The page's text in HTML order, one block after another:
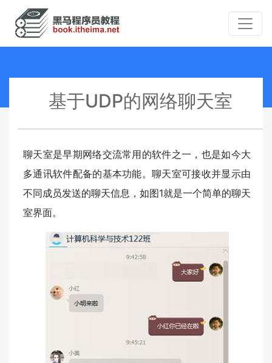
基于UDP的网络聊天室
聊天室是早期网络交流常用的软件之一，也是如今大
多通讯软件配备的基本功能。聊天室可接收并显示由
不同成员发送的聊天信息，如图1就是一个简单的聊天
室界面。